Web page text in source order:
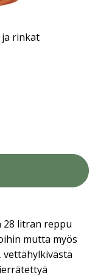
ja rinkat
28 litran reppu
mutta myös
vettähylkivästä